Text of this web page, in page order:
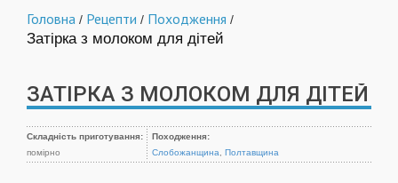
Головна / Рецепти / Походження /
Затірка з молоком для дітей
ЗАТІРКА З МОЛОКОМ ДЛЯ ДІТЕЙ
Складність приготування:
помірно
Походження:
Слобожанщина
Полтавщина